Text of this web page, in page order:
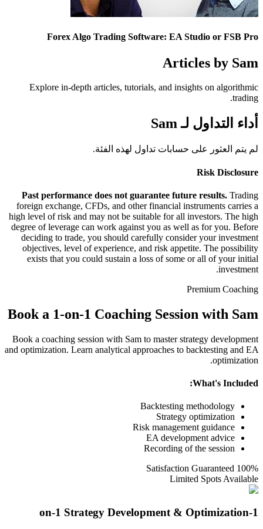
Forex Algo Trading Software: EA Studio or FSB Pro
Articles by Sam
Explore in-depth articles, tutorials, and insights on algorithmic
trading.
أداء التداول لـ Sam
لم يتم العثور على حسابات تداول لهذه الفئة.
Risk Disclosure
Past performance does not guarantee future results. Trading
foreign exchange, CFDs, and other financial instruments carries a
high level of risk and may not be suitable for all investors. The high
degree of leverage can work against you as well as for you. Before
deciding to trade, you should carefully consider your investment
objectives, level of experience, and risk appetite. The possibility
exists that you could sustain a loss of some or all of your initial
investment.
Premium Coaching
Book a 1-on-1 Coaching Session with Sam
Book a coaching session with Sam to master strategy development
and optimization. Learn analytical approaches to backtesting and EA
optimization.
What's Included:
Backtesting methodology
Strategy optimization
Risk management guidance
EA development advice
Recording of the session
100% Satisfaction Guaranteed
Limited Spots Available
1-on-1 Strategy Development & Optimization